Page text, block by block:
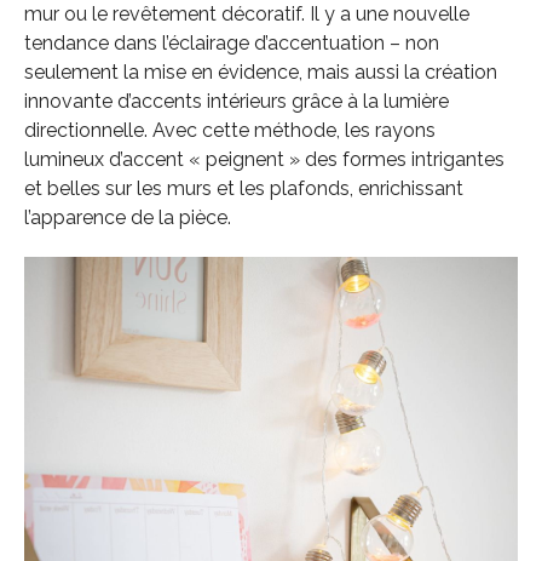
mur ou le revêtement décoratif. Il y a une nouvelle
tendance dans l’éclairage d’accentuation – non
seulement la mise en évidence, mais aussi la création
innovante d’accents intérieurs grâce à la lumière
directionnelle. Avec cette méthode, les rayons
lumineux d’accent « peignent » des formes intrigantes
et belles sur les murs et les plafonds, enrichissant
l’apparence de la pièce.